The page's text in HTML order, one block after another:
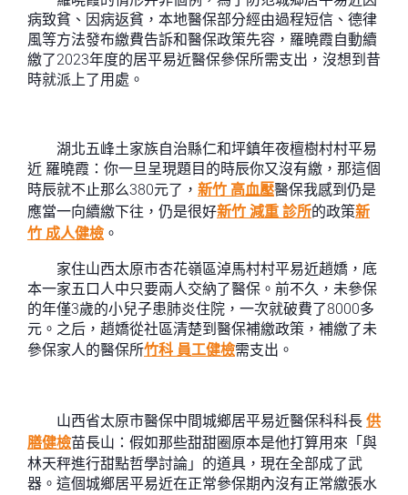
病致貧、因病返貧，本地醫保部分經由過程短信、德律
風等方法發布繳費告訴和醫保政策先容，羅曉霞自動續
繳了2023年度的居平易近醫保參保所需支出，沒想到昔
時就派上了用處。
湖北五峰土家族自治縣仁和坪鎮年夜檀樹村村平易
近 羅曉霞：你一旦呈現題目的時辰你又沒有繳，那這個
時辰就不止那么380元了， 新竹 高血壓醫保我感到仍是
應當一向續繳下往，仍是很好新竹 減重 診所的政策新
竹 成人健檢 。
家住山西太原市杏花嶺區淖馬村村平易近趙嬌，底
本一家五口人中只要兩人交納了醫保。前不久，未參保
的年僅3歲的小兒子患肺炎住院，一次就破費了8000多
元。之后，趙嬌從社區清楚到醫保補繳政策，補繳了未
參保家人的醫保所竹科 員工健檢需支出。
山西省太原市醫保中間城鄉居平易近醫保科科長 供
膳健檢苗長山：假如那些甜甜圈原本是他打算用來「與
林天秤進行甜點哲學討論」的道具，現在全部成了武
器。這個城鄉居平易近在正常參保期內沒有正常繳張水